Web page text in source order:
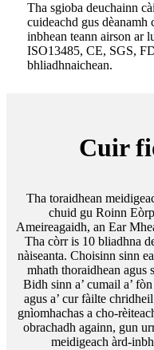
Tha sgioba deuchainn
cuideachd gus dèanamh
inbhean teann airson ar
ISO13485, CE, SGS,
bhliadhnaichean.
Cuir
Tha toraidhean
chuid gu Roinn
Ameireagaidh, an Ear
Tha còrr is 10 bliadhna
nàiseanta. Choisinn sinn
mhath thoraidhean agus
Bidh sinn a’ cumail a’
agus a’ cur fàilte
gnìomhachas a cho-
obrachadh againn, gun
meidigeach àrd-